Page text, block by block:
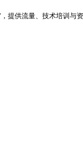
提供流量、技术培训与